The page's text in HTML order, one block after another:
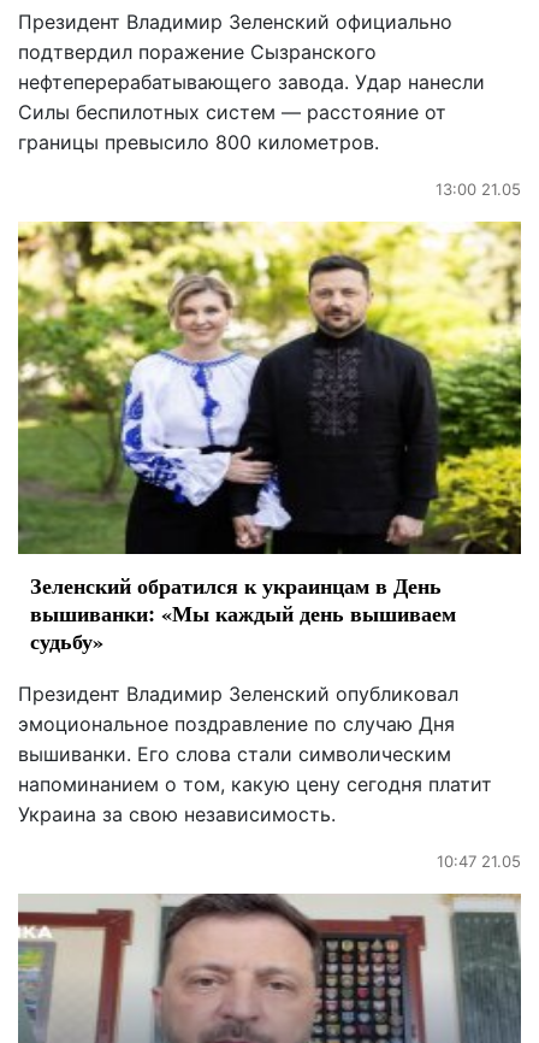
Президент Владимир Зеленский официально
подтвердил поражение Сызранского
нефтеперерабатывающего завода. Удар нанесли
Силы беспилотных систем — расстояние от
границы превысило 800 километров.
13:00 21.05
Зеленский обратился к украинцам в День
вышиванки: «Мы каждый день вышиваем
судьбу»
Президент Владимир Зеленский опубликовал
эмоциональное поздравление по случаю Дня
вышиванки. Его слова стали символическим
напоминанием о том, какую цену сегодня платит
Украина за свою независимость.
10:47 21.05